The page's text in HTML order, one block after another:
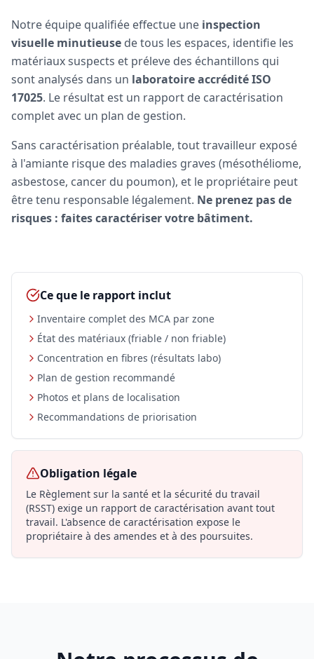
Notre équipe qualifiée effectue une inspection
visuelle minutieuse de tous les espaces, identifie les
matériaux suspects et préleve des échantillons qui
sont analysés dans un laboratoire accrédité ISO
17025. Le résultat est un rapport de caractérisation
complet avec un plan de gestion.
Sans caractérisation préalable, tout travailleur exposé
à l'amiante risque des maladies graves (mésothéliome,
asbestose, cancer du poumon), et le propriétaire peut
être tenu responsable légalement. Ne prenez pas de
risques : faites caractériser votre bâtiment.
Ce que le rapport inclut
Inventaire complet des MCA par zone
État des matériaux (friable / non friable)
Concentration en fibres (résultats labo)
Plan de gestion recommandé
Photos et plans de localisation
Recommandations de priorisation
Obligation légale
Le Règlement sur la santé et la sécurité du travail
(RSST) exige un rapport de caractérisation avant tout
travail. L'absence de caractérisation expose le
propriétaire à des amendes et à des poursuites.